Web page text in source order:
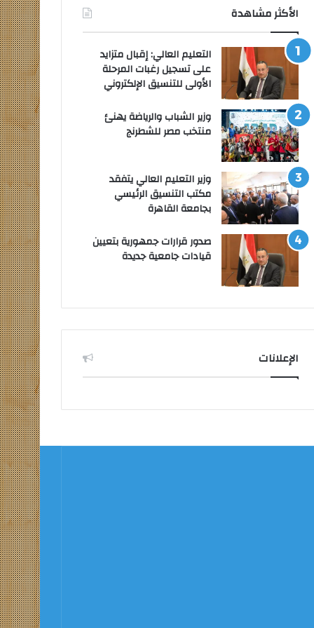
الأكثر مشاهدة
التعليم العالي: إقبال متزايد
على تسجيل رغبات المرحلة
الأولى للتنسيق الإلكتروني
وزير الشباب والرياضة يهنئ
منتخب مصر للشطرنج
وزير التعليم العالي يتفقد
مكتب التنسيق الرئيسي
بجامعة القاهرة
صدور قرارات جمهورية بتعيين
قيادات جامعية جديدة
الإعلانات